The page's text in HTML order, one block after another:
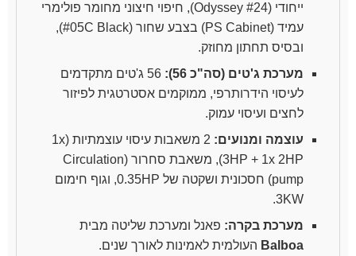
ייחודי (#24 Odyssey), חיפוי חיצוני מחומר פולימרי
עמיד (PS Cabinet) בצבע שחור (#05C Black),
ובסיס תחתון מחוזק.
מערכת ג'טים (סה"כ 56):
56 ג'טים מתקדמים
לעיסוי הידרותרפי, ממוקמים אסטרטגית לפיזור
לחצים ועיסוי עמוק.
עוצמה ומנועים:
2 משאבות עיסוי עוצמתיות (1x
3HP + 1x 2HP), משאבת סחרור (Circulation
pump) חסכונית ושקטה של 0.35HP, וגוף חימום
3KW.
מערכת בקרה: פאנל ומערכת שליטה מבית
Balboa העולמית לאמינות לאורך שנים.